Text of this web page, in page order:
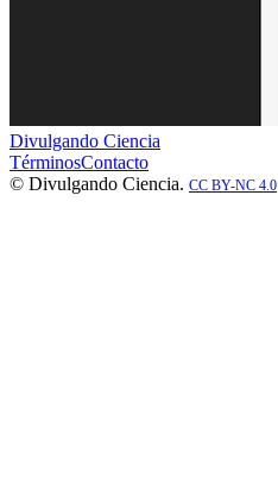
Divulgando Ciencia
TérminosContacto
© Divulgando Ciencia. CC BY-NC 4.0